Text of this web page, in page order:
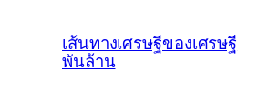
เส้นทางเศรษฐีของเศรษฐี
พันล้าน